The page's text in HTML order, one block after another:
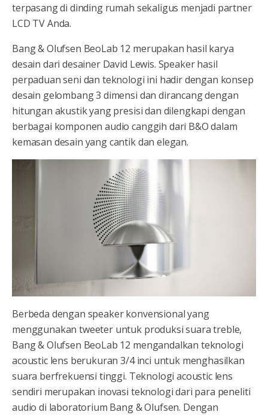
terpasang di dinding rumah sekaligus menjadi partner
LCD TV Anda.
Bang & Olufsen BeoLab 12 merupakan hasil karya
desain dari desainer David Lewis. Speaker hasil
perpaduan seni dan teknologi ini hadir dengan konsep
desain gelombang 3 dimensi dan dirancang dengan
hitungan akustik yang presisi dan dilengkapi dengan
berbagai komponen audio canggih dari B&O dalam
kemasan desain yang cantik dan elegan.
Berbeda dengan speaker konvensional yang
menggunakan tweeter untuk produksi suara treble,
Bang & Olufsen BeoLab 12 mengandalkan teknologi
acoustic lens berukuran 3/4 inci untuk menghasilkan
suara berfrekuensi tinggi. Teknologi acoustic lens
sendiri merupakan inovasi teknologi dari para peneliti
audio di laboratorium Bang & Olufsen. Dengan